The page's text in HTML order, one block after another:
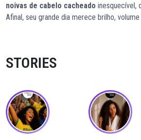
noivas de cabelo cacheado inesquecível,
Afinal, seu grande dia merece brilho,
STORIES